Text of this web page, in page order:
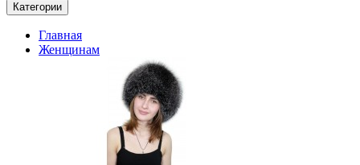
Категории
Главная
Женщинам